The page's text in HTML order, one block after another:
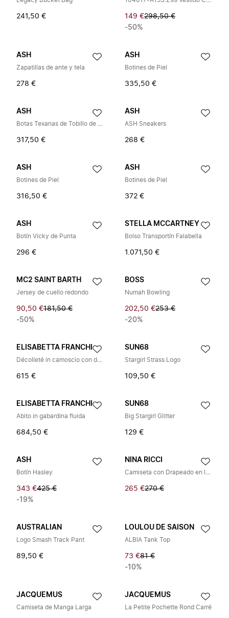
241,50 € 149 €298,50 €
-50%
ASH
Zapatillas de ante y tela
278 €
ASH
Botines de Piel
335,50 €
ASH
Botas Texanas de Tobillo de Cuero
317,50 €
ASH
ASH Sneakers
268 €
ASH
Botines de Piel
316,50 €
ASH
Botines de Piel
372 €
ASH
Botín Vicky de Punta
296 €
STELLA MCCARTNEY
Bolso Transportín Falabella
1.071,50 €
MC2 SAINT BARTH
Jersey de cuello redondo
90,50 €181,50 €
-50%
BOSS
Numah Bowling
202,50 €253 €
-20%
ELISABETTA FRANCHI
Décolleté in camoscio con dettaglio logo
615 €
SUN68
Stargirl Strass Logo
109,50 €
ELISABETTA FRANCHI
Abito in gabardina fluida
684,50 €
SUN68
Big Stargirl Glitter
129 €
ASH
Botín Hasley
343 €425 €
-19%
NINA RICCI
Camiseta con Drapeado en la Espalda
265 €270 €
AUSTRALIAN
Logo Smash Track Pant
89,50 €
LOULOU DE SAISON
ALBIA Tank Top
73 €81 €
-10%
JACQUEMUS
Camiseta de Manga Larga
JACQUEMUS
La Petite Pochette Rond Carré